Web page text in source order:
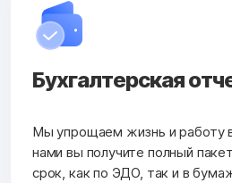
Бухгалтерская
Мы упрощаем жизнь и работу
нами вы получите полный
срок, как по ЭДО, так и в